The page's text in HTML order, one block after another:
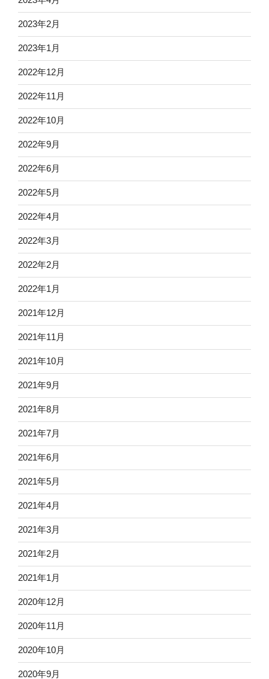
2023年2月
2023年1月
2022年12月
2022年11月
2022年10月
2022年9月
2022年6月
2022年5月
2022年4月
2022年3月
2022年2月
2022年1月
2021年12月
2021年11月
2021年10月
2021年9月
2021年8月
2021年7月
2021年6月
2021年5月
2021年4月
2021年3月
2021年2月
2021年1月
2020年12月
2020年11月
2020年10月
2020年9月